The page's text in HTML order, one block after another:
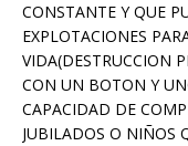
CONSTANTE Y QUE
EXPLOTACIONES
VIDA(DESTRUCCION
CON UN BOTON Y
CAPACIDAD DE
JUBILADOS O NIÑOS